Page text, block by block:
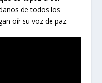
de todos los
oír su voz de paz.